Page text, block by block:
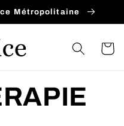
Métropolitaine
Carrito